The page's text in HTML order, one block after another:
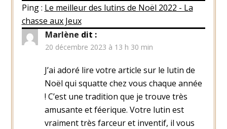
Ping : Le meilleur des lutins de Noël 2022 - La
chasse aux Jeux
Marlène dit :
20 décembre 2023 à 13 h 30 min
J’ai adoré lire votre article sur le lutin de
Noël qui squatte chez vous chaque année
! C’est une tradition que je trouve très
amusante et féerique. Votre lutin est
vraiment très farceur et inventif, il vous